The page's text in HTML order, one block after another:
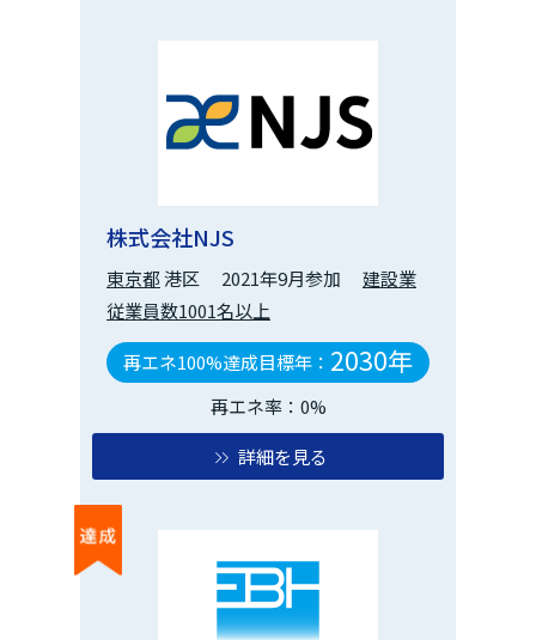
株式会社NJS
東京都港区 2021年9月参加
建設業
従業員数1001名以上
再エネ100%達成目標年： 2030年
再エネ率：0%
詳細を見る